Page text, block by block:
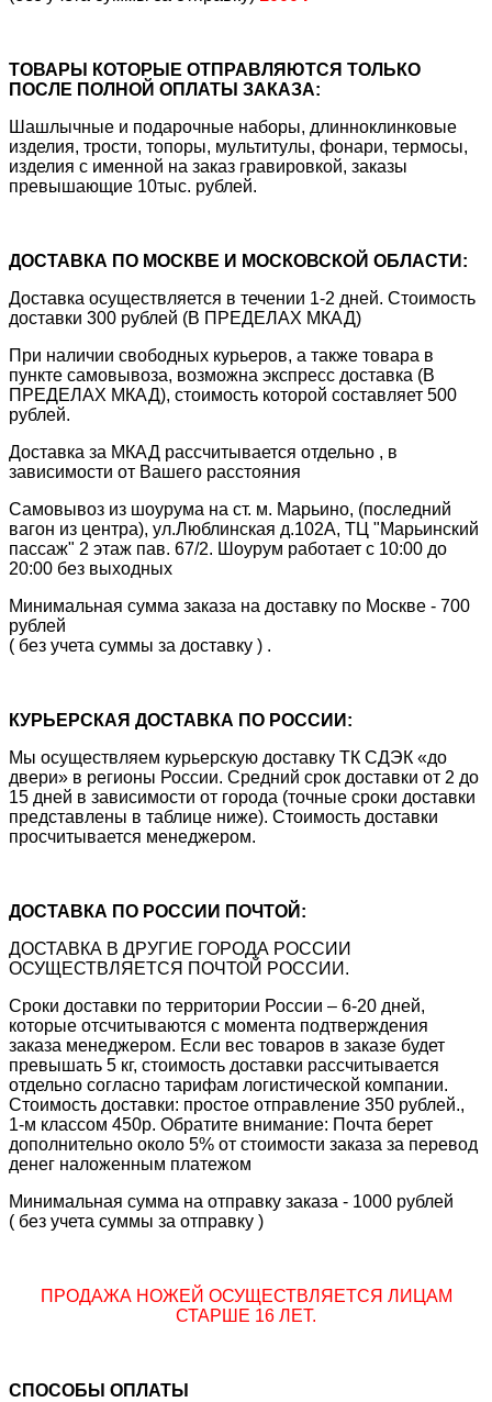
ТОВАРЫ КОТОРЫЕ ОТПРАВЛЯЮТСЯ ТОЛЬКО
ПОСЛЕ ПОЛНОЙ ОПЛАТЫ ЗАКАЗА:
Шашлычные и подарочные наборы, длинноклинковые
изделия, трости, топоры, мультитулы, фонари, термосы,
изделия с именной на заказ гравировкой, заказы
превышающие 10тыс. рублей.
ДОСТАВКА ПО МОСКВЕ И МОСКОВСКОЙ ОБЛАСТИ:
Доставка осуществляется в течении 1-2 дней. Стоимость
доставки 300 рублей (В ПРЕДЕЛАХ МКАД)
При наличии свободных курьеров, а также товара в
пункте самовывоза, возможна экспресс доставка (В
ПРЕДЕЛАХ МКАД), стоимость которой составляет 500
рублей.
Доставка за МКАД рассчитывается отдельно , в
зависимости от Вашего расстояния
Самовывоз из шоурума на ст. м. Марьино, (последний
вагон из центра), ул.Люблинская д.102А, ТЦ "Марьинский
пассаж" 2 этаж пав. 67/2. Шоурум работает с 10:00 до
20:00 без выходных
Минимальная сумма заказа на доставку по Москве - 700
рублей
( без учета суммы за доставку ) .
КУРЬЕРСКАЯ ДОСТАВКА ПО РОССИИ:
Мы осуществляем курьерскую доставку ТК СДЭК «до
двери» в регионы России. Средний срок доставки от 2 до
15 дней в зависимости от города (точные сроки доставки
представлены в таблице ниже). Стоимость доставки
просчитывается менеджером.
ДОСТАВКА ПО РОССИИ ПОЧТОЙ:
ДОСТАВКА В ДРУГИЕ ГОРОДА РОССИИ
ОСУЩЕСТВЛЯЕТСЯ ПОЧТОЙ РОССИИ.
Сроки доставки по территории России – 6-20 дней,
которые отсчитываются с момента подтверждения
заказа менеджером. Если вес товаров в заказе будет
превышать 5 кг, стоимость доставки рассчитывается
отдельно согласно тарифам логистической компании.
Стоимость доставки: простое отправление 350 рублей.,
1-м классом 450р. Обратите внимание: Почта берет
дополнительно около 5% от стоимости заказа за перевод
денег наложенным платежом
Минимальная сумма на отправку заказа - 1000 рублей
( без учета суммы за отправку )
ПРОДАЖА НОЖЕЙ ОСУЩЕСТВЛЯЕТСЯ ЛИЦАМ
СТАРШЕ 16 ЛЕТ.
СПОСОБЫ ОПЛАТЫ